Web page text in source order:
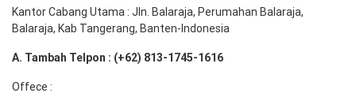
Kantor Cabang Utama : Jln. Balaraja, Perumahan Balaraja,
Balaraja, Kab Tangerang, Banten-Indonesia
A. Tambah Telpon : (+62) 813-1745-1616
Offece :